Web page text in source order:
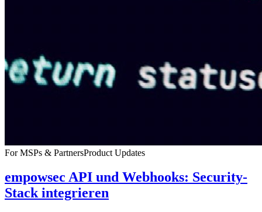
For MSPs & PartnersProduct Updates
empowsec API und Webhooks: Security-
Stack integrieren